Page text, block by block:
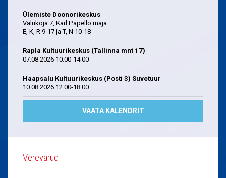
Ülemiste Doonorikeskus
Valukoja 7, Karl Papello maja
E, K, R 9-17 ja T, N 10-18
Rapla Kultuurikeskus (Tallinna mnt 17)
07.08.2026 10.00-14.00
Haapsalu Kultuurikeskus (Posti 3) Suvetuur
10.08.2026 12.00-18.00
VAATA KALENDRIT
Verevarud